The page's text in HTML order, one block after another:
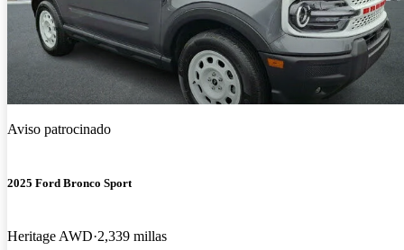
Aviso patrocinado
2025 Ford Bronco Sport
Heritage AWD 2,339 millas